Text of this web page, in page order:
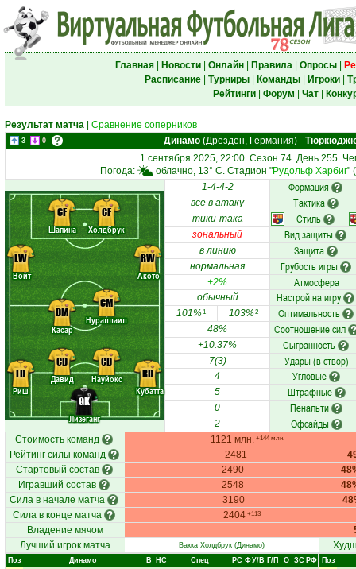
Главная| Новости| Онлайн| Правила| Опросы|
Расписание| Турниры| Команды| Игроки|
Рейтинги| Форум Чат|
Результат матча Сравнение соперников
3 0 Динамо (Дрезден, Германия) -
1 сентября 2025, 22:00. Сезон 74. День 255.
Погода:
облачно, 13° C. Стадион "Рудольф Харбиг"
Лизеганг
Риш
Давид
Науйокс
Кубатта
Войт
Касар
Нураллаил
Акото
Шапина Холдбрук
GK
LD
CD
CD
RD
LW
DM
CM
RW
CF CF
1-4-4-2 Формация
все в атаку Тактика
тики-така Стиль
зональный Вид защиты
в линию Защита
нормальная Грубость игры
+2% Атмосфера
обычный Настрой на игру
101%1 103%2 Оптимальность
48% Соотношение сил
+10.37% Сыгранность
7(3) Удары (в створ)
4 Угловые
5 Штрафные
0 Пенальти
2 Офсайды
Стоимость команд 1121 млн. +144 млн.
Рейтинг силы команд 2481
Стартовый состав
2490
Игравший состав
2548
Сила в начале матча
3190
Сила в конце матча
2404 +113
Владение мячом
Лучший игрок матча
Вакка Холдбрук (Динамо)
Поз Динамо В НC Спец РC ФУ/В Г/П О ЗС РФ
Поз